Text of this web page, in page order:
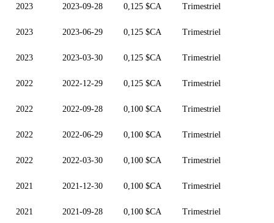
2023 2023-09-28 0,125 $CA Trimestriel
2023 2023-06-29 0,125 $CA Trimestriel
2023 2023-03-30 0,125 $CA Trimestriel
2022 2022-12-29 0,125 $CA Trimestriel
2022 2022-09-28 0,100 $CA Trimestriel
2022 2022-06-29 0,100 $CA Trimestriel
2022 2022-03-30 0,100 $CA Trimestriel
2021 2021-12-30 0,100 $CA Trimestriel
2021 2021-09-28 0,100 $CA Trimestriel